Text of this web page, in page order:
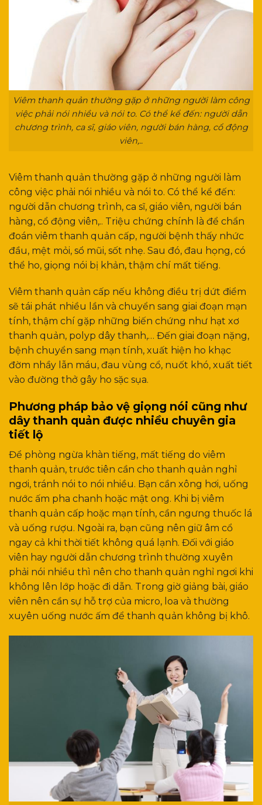
Viêm thanh quản thường gặp ở những người làm công
việc phải nói nhiều và nói to. Có thể kể đến: người dẫn
chương trình, ca sĩ, giáo viên, người bán hàng, cổ động
viên,..
Viêm thanh quản thường gặp ở những người làm
công việc phải nói nhiều và nói to. Có thể kể đến:
người dẫn chương trình, ca sĩ, giáo viên, người bán
hàng, cổ động viên,.. Triệu chứng chính là để chẩn
đoán viêm thanh quản cấp, người bệnh thấy nhức
đầu, mệt mỏi, sổ mũi, sốt nhẹ. Sau đó, đau họng, có
thể ho, giọng nói bị khản, thậm chí mất tiếng.
Viêm thanh quản cấp nếu không điều trị dứt điểm
sẽ tái phát nhiều lần và chuyển sang giai đoạn mạn
tính, thậm chí gặp những biến chứng như hạt xơ
thanh quản, polyp dây thanh,… Đến giai đoạn nặng,
bệnh chuyển sang mạn tính, xuất hiện ho khạc
đờm nhầy lẫn máu, đau vùng cổ, nuốt khó, xuất tiết
vào đường thở gây ho sặc sụa.
Phương pháp bảo vệ giọng nói cũng như
dây thanh quản được nhiều chuyên gia
tiết lộ
Để phòng ngừa khàn tiếng, mất tiếng do viêm
thanh quản, trước tiên cần cho thanh quản nghỉ
ngơi, tránh nói to nói nhiều. Bạn cần xông hơi, uống
nước ấm pha chanh hoặc mật ong. Khi bị viêm
thanh quản cấp hoặc mạn tính, cần ngưng thuốc lá
và uống rượu. Ngoài ra, bạn cũng nên giữ âm cổ
ngay cả khi thời tiết không quá lạnh. Đối với giáo
viên hay người dẫn chương trình thường xuyên
phải nói nhiều thì nên cho thanh quản nghỉ ngơi khi
không lên lớp hoặc đi dẫn. Trong giờ giảng bài, giáo
viên nên cần sự hỗ trợ của micro, loa và thường
xuyên uống nước ấm để thanh quản không bị khô.